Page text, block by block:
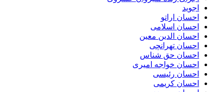
اجوید
احسان اراتو
احسان اسلامی
احسان الدین معین
احسان تهرانچی
احسان حق شناس
احسان خواجه امیری
احسان رئیسی
احسان کریمی